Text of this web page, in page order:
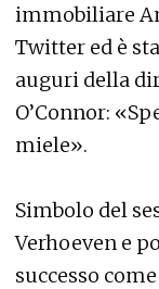
immobiliare
Twitter ed è
auguri della
O’Connor:
miele».
Simbolo del
Verhoeven e
successo come